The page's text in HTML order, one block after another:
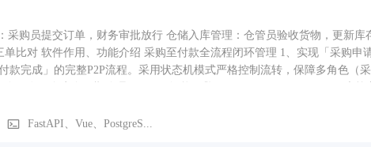
采购员提交订单，财务审批放行 仓储入库管理：仓管员验收货物，更新库
单比对 软件作用、功能介绍 采购至付款全流程闭环管理 1、实现「采购
完成」的完整P2P流程。采用状态机模式严格控制流转，保障多角色（
三单一致性，输出完整的 Thought-
FastAPI、Vue、PostgreS...